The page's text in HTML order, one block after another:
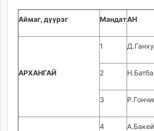
today.mn
zuv.mn
mminfo.mn
unen.mn
Аймаг, дүүрэг МандатАН
АРХАНГАЙ
1
2
3
4 А.Бакей